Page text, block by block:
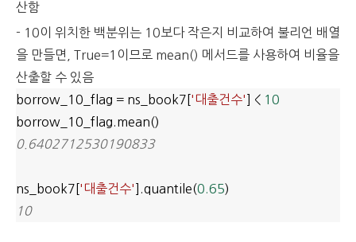
산함
- 10이 위치한 백분위는 10보다 작은지 비교하여 불리언 배열
을 만들면, True=1이므로 mean() 메서드를 사용하여 비율을
산출할 수 있음
borrow_10_flag = ns_book7[ '대출건수' ] < 10
borrow_10_flag.mean()
0.6402712530190833
ns_book7[ '대출건수' ].quantile(0.65)
10